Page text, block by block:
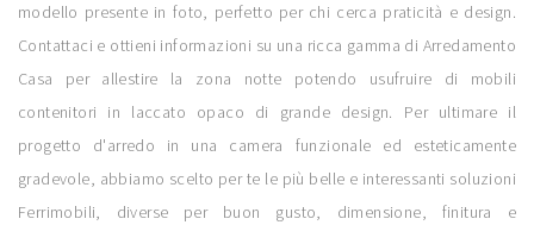
modello presente in foto, perfetto per chi cerca praticità e design.
Contattaci e ottieni informazioni su una ricca gamma di Arredamento
Casa per allestire la zona notte potendo usufruire di mobili
contenitori in laccato opaco di grande design. Per ultimare il
progetto d'arredo in una camera funzionale ed esteticamente
gradevole, abbiamo scelto per te le più belle e interessanti soluzioni
Ferrimobili, diverse per buon gusto, dimensione, finitura e